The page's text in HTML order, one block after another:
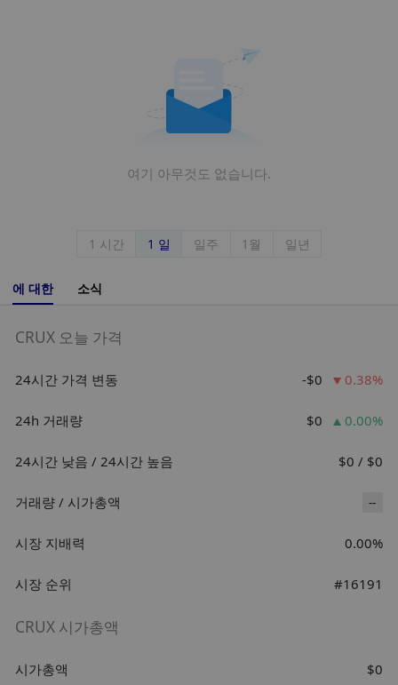
여기 아무것도 없습니다.
1 시간 1 일 일주 1월 일년
에 대한 소식
CRUX 오늘 가격
24시간 가격 변동 -$0 0.38%
24h 거래량 $0 0.00%
24시간 낮음 / 24시간 높음 $0 / $0
거래량 / 시가총액 --
시장 지배력 0.00%
시장 순위 #16191
CRUX 시가총액
시가총액 $0